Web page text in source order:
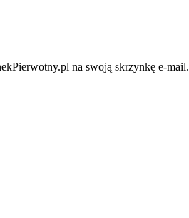
na swoją skrzynkę e-mail.